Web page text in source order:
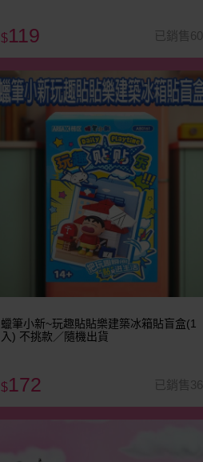
$119 已銷售60
蠟筆小新~玩趣貼貼樂建築冰箱貼盲盒(1
入) 不挑款／隨機出貨
$172 已銷售36